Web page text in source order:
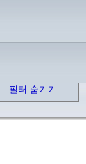
필터 숨기기